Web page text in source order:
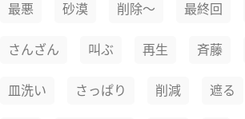
最悪 砂漠 削除～ 最終回
さんざん 叫ぶ 再生 斉藤
皿洗い さっぱり 削減 遮る